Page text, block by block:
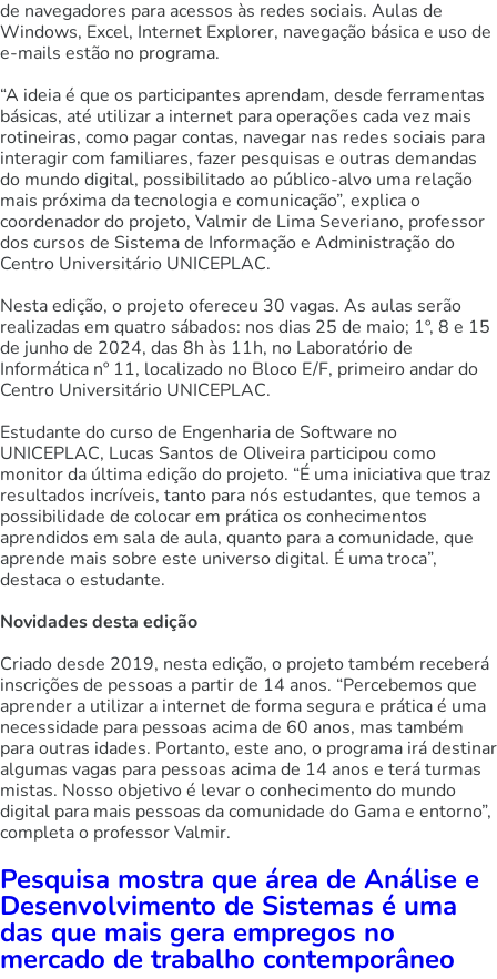
de navegadores para acessos às redes sociais. Aulas de
Windows, Excel, Internet Explorer, navegação básica e uso de
e-mails estão no programa.
“A ideia é que os participantes aprendam, desde ferramentas
básicas, até utilizar a internet para operações cada vez mais
rotineiras, como pagar contas, navegar nas redes sociais para
interagir com familiares, fazer pesquisas e outras demandas
do mundo digital, possibilitado ao público-alvo uma relação
mais próxima da tecnologia e comunicação”, explica o
coordenador do projeto, Valmir de Lima Severiano, professor
dos cursos de Sistema de Informação e Administração do
Centro Universitário UNICEPLAC.
Nesta edição, o projeto ofereceu 30 vagas. As aulas serão
realizadas em quatro sábados: nos dias 25 de maio; 1º, 8 e 15
de junho de 2024, das 8h às 11h, no Laboratório de
Informática nº 11, localizado no Bloco E/F, primeiro andar do
Centro Universitário UNICEPLAC.
Estudante do curso de Engenharia de Software no
UNICEPLAC, Lucas Santos de Oliveira participou como
monitor da última edição do projeto. “É uma iniciativa que traz
resultados incríveis, tanto para nós estudantes, que temos a
possibilidade de colocar em prática os conhecimentos
aprendidos em sala de aula, quanto para a comunidade, que
aprende mais sobre este universo digital. É uma troca”,
destaca o estudante.
Novidades desta edição
Criado desde 2019, nesta edição, o projeto também receberá
inscrições de pessoas a partir de 14 anos. “Percebemos que
aprender a utilizar a internet de forma segura e prática é uma
necessidade para pessoas acima de 60 anos, mas também
para outras idades. Portanto, este ano, o programa irá destinar
algumas vagas para pessoas acima de 14 anos e terá turmas
mistas. Nosso objetivo é levar o conhecimento do mundo
digital para mais pessoas da comunidade do Gama e entorno”,
completa o professor Valmir.
Pesquisa mostra que área de Análise e
Desenvolvimento de Sistemas é uma
das que mais gera empregos no
mercado de trabalho contemporâneo